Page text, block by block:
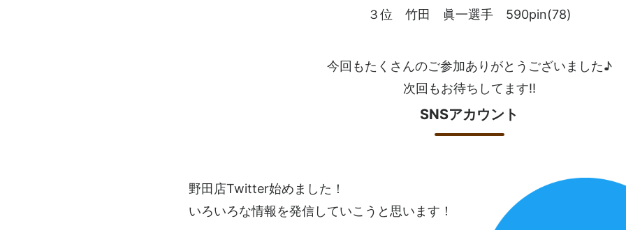
３位 竹田 眞一選手 590pin(78)
今回もたくさんのご参加ありがとうございました♪
次回もお待ちしてます!!
SNSアカウント
野田店Twitter始めました！
いろいろな情報を発信していこうと思います！